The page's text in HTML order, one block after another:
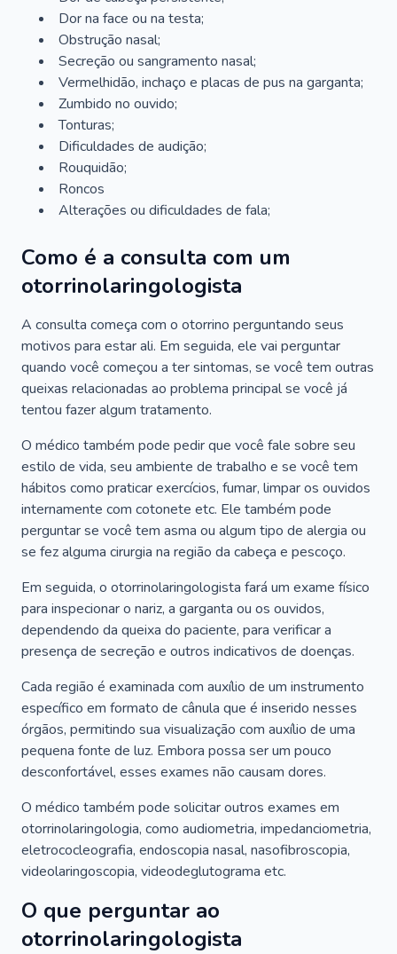
Dor na face ou na testa;
Obstrução nasal;
Secreção ou sangramento nasal;
Vermelhidão, inchaço e placas de pus na garganta;
Zumbido no ouvido;
Tonturas;
Dificuldades de audição;
Rouquidão;
Roncos
Alterações ou dificuldades de fala;
Como é a consulta com um
otorrinolaringologista
A consulta começa com o otorrino perguntando seus
motivos para estar ali. Em seguida, ele vai perguntar
quando você começou a ter sintomas, se você tem outras
queixas relacionadas ao problema principal se você já
tentou fazer algum tratamento.
O médico também pode pedir que você fale sobre seu
estilo de vida, seu ambiente de trabalho e se você tem
hábitos como praticar exercícios, fumar, limpar os ouvidos
internamente com cotonete etc. Ele também pode
perguntar se você tem asma ou algum tipo de alergia ou
se fez alguma cirurgia na região da cabeça e pescoço.
Em seguida, o otorrinolaringologista fará um exame físico
para inspecionar o nariz, a garganta ou os ouvidos,
dependendo da queixa do paciente, para verificar a
presença de secreção e outros indicativos de doenças.
Cada região é examinada com auxílio de um instrumento
específico em formato de cânula que é inserido nesses
órgãos, permitindo sua visualização com auxílio de uma
pequena fonte de luz. Embora possa ser um pouco
desconfortável, esses exames não causam dores.
O médico também pode solicitar outros exames em
otorrinolaringologia, como audiometria, impedanciometria,
eletrococleografia, endoscopia nasal, nasofibroscopia,
videolaringoscopia, videodeglutograma etc.
O que perguntar ao
otorrinolaringologista